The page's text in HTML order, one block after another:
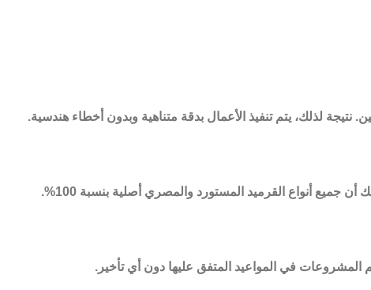
لذلك، يتم تنفيذ الأعمال بدقة متناهية وبدون أخطاء هندسية.
جميع أنواع القرميد المستورد والمصري أصلية بنسبة 100%.
المشروعات في المواعيد المتفق عليها دون أي تأخير.